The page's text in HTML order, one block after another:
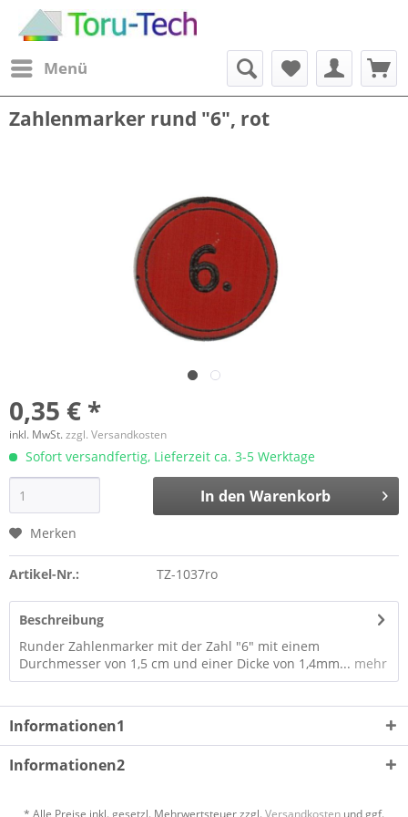
Menü
Zahlenmarker rund "6", rot
0,35 € *
inkl. MwSt.zzgl. Versandkosten
Sofort versandfertig, Lieferzeit ca. 3-5 Werktage
In den Warenkorb
Merken
Artikel-Nr.: TZ-1037ro
Beschreibung
Runder Zahlenmarker mit der Zahl "6" mit einem
Durchmesser von 1,5 cm und einer Dicke von 1,4mm... mehr
Informationen1
Informationen2